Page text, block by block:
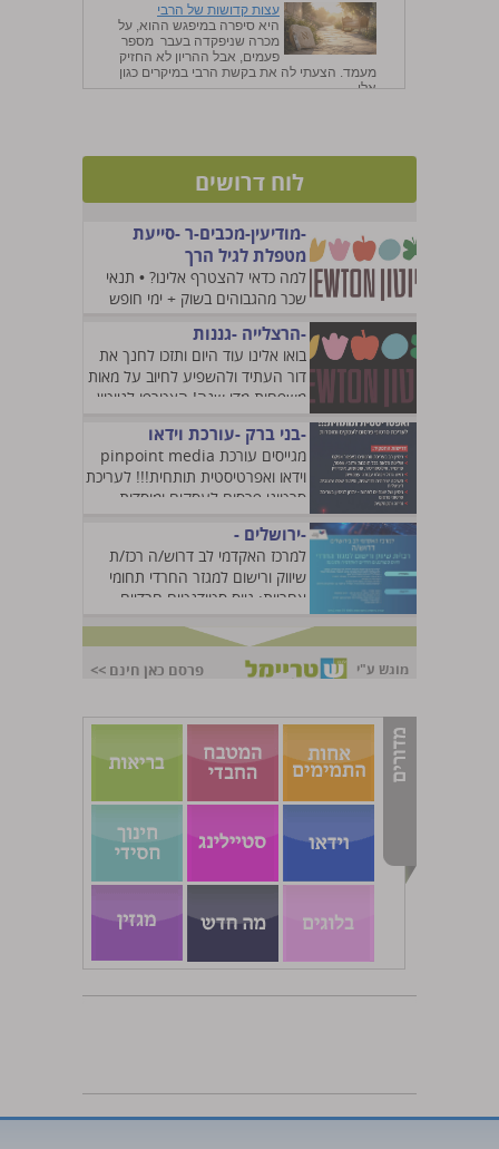
עצות קדושות של הרבי
היא סיפרה במיפגש ההוא, על
מכרה שניפקדה בעבר מספר
פעמים, אבל ההריון לא החזיק
מעמד. הצעתי לה את בקשת הרבי במיקרים כגון
אלו, ...